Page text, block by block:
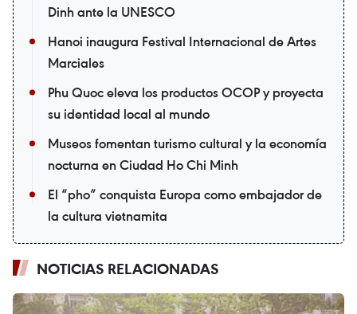
Dinh ante la UNESCO
Hanoi inaugura Festival Internacional de Artes
Marciales
Phu Quoc eleva los productos OCOP y proyecta
su identidad local al mundo
Museos fomentan turismo cultural y la economía
nocturna en Ciudad Ho Chi Minh
El “pho” conquista Europa como embajador de
la cultura vietnamita
NOTICIAS RELACIONADAS